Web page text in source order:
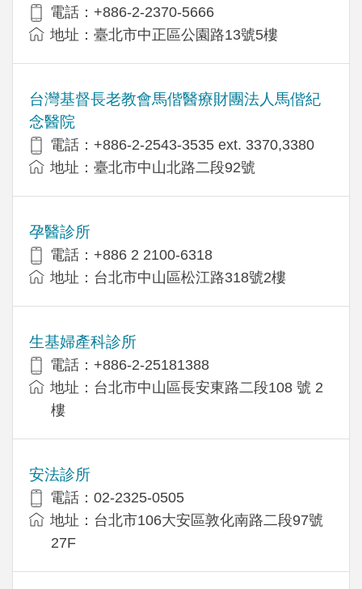
電話：+886-2-2370-5666
地址：臺北市中正區公園路13號5樓
台灣基督長老教會馬偕醫療財團法人馬偕紀
念醫院
電話：+886-2-2543-3535 ext. 3370,3380
地址：臺北市中山北路二段92號
孕醫診所
電話：+886 2 2100-6318
地址：台北市中山區松江路318號2樓
生基婦產科診所
電話：+886-2-25181388
地址：台北市中山區長安東路二段108 號 2
樓
安法診所
電話：02-2325-0505
地址：台北市106大安區敦化南路二段97號
27F